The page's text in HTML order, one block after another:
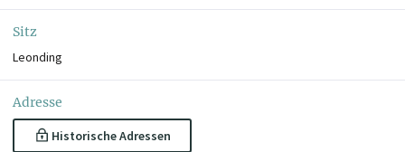
Sitz
Leonding
Adresse
Historische Adressen